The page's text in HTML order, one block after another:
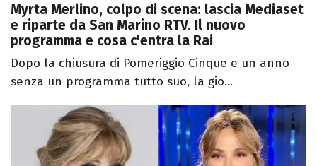
Myrta Merlino, colpo di scena: lascia Mediaset
e riparte da San Marino RTV. Il nuovo
programma e cosa c'entra la Rai
Dopo la chiusura di Pomeriggio Cinque e un anno
senza un programma tutto suo, la gio...